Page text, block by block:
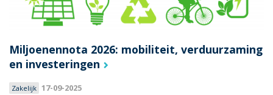
Miljoenennota 2026: mobiliteit, verduurzaming
en investeringen
Zakelijk 17-09-2025